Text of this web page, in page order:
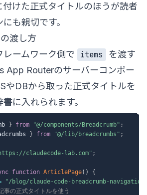
付けた正式タイトルのほうが読者
も親切です。
渡し方
ームワーク側で
items
を渡す
App Routerのサーバーコンポー
やDBから取った正式タイトルを
に入れられます。
} from "@/components/Breadcrumb" ;
} from "@/lib/breadcrumbs" ;
claudecode-lab.com" ;
function ArticlePage( )
{
"/blog/claude-code-breadcrumb-
の正式タイトルを使う